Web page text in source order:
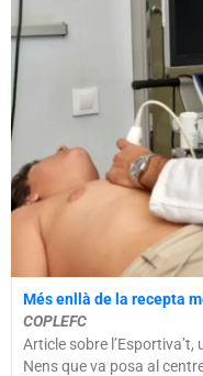
Més enllà de la recepta
COPLEFC
Article sobre l’Esportiva’t,
Nens que va posa al